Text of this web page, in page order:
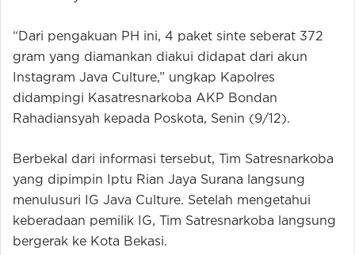
“Dari pengakuan PH ini, 4 paket sinte seberat 372
gram yang diamankan diakui didapat dari akun
Instagram Java Culture,” ungkap Kapolres
didampingi Kasatresnarkoba AKP Bondan
Rahadiansyah kepada Poskota, Senin (9/12).
Berbekal dari informasi tersebut, Tim Satresnarkoba
yang dipimpin Iptu Rian Jaya Surana langsung
menulusuri IG Java Culture. Setelah mengetahui
keberadaan pemilik IG, Tim Satresnarkoba langsung
bergerak ke Kota Bekasi.